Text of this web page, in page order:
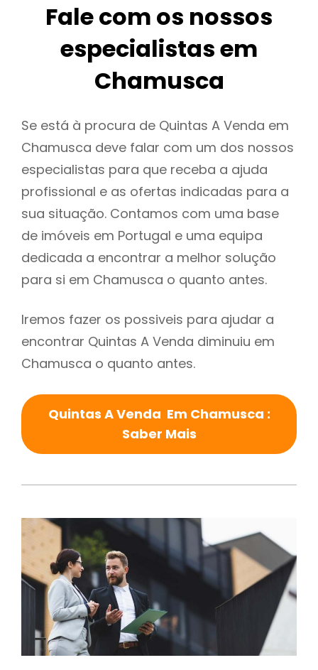
Fale com os nossos
especialistas em
Chamusca
Se está à procura de Quintas A Venda em
Chamusca deve falar com um dos nossos
especialistas para que receba a ajuda
profissional e as ofertas indicadas para a
sua situação. Contamos com uma base
de imóveis em Portugal e uma equipa
dedicada a encontrar a melhor solução
para si em Chamusca o quanto antes.
Iremos fazer os possiveis para ajudar a
encontrar Quintas A Venda diminuiu em
Chamusca o quanto antes.
Quintas A Venda Em Chamusca :
Saber Mais